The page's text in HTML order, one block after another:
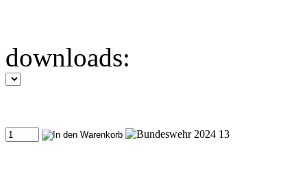
downloads: